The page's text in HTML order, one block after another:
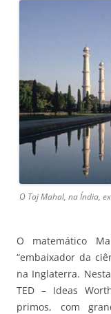
O Taj Mahal, na Índia,
O matemático
“embaixador da
na Inglaterra.
TED – Ideas
primos, com